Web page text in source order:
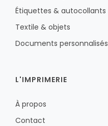
Étiquettes & autocollants
Textile & objets
Documents personnalisés
L'IMPRIMERIE
À propos
Contact